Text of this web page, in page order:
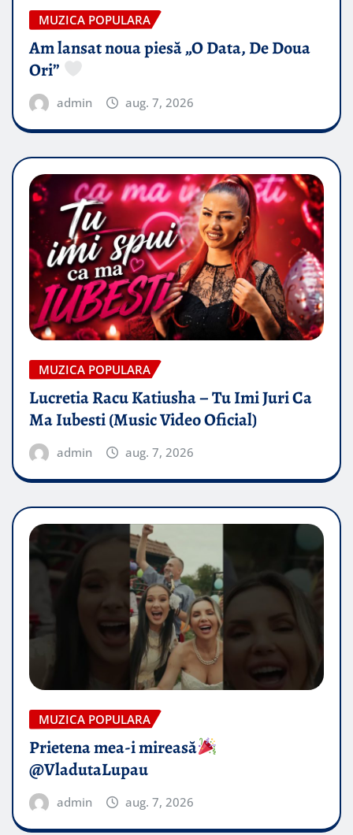
MUZICA POPULARA
Am lansat noua piesă „O Data, De Doua
Ori”
admin aug. 7, 2026
MUZICA POPULARA
Lucretia Racu Katiusha – Tu Imi Juri Ca
Ma Iubesti (Music Video Oficial)
admin aug. 7, 2026
MUZICA POPULARA
Prietena mea-i mireasă​
@VladutaLupau
admin aug. 7, 2026